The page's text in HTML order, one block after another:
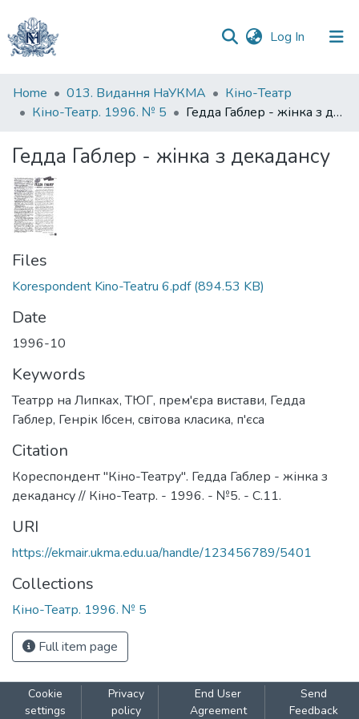
Log In (current)
Communities
&
All of DSpace
Statistics
Home 013. Видання НаУКМА
Кіно-Театр
Кіно-Театр. 1996. № 5
Гедда Габлер - жінка з декадансу
Гедда Габлер - жінка з декадансу
Files
Korespondent Kino-Teatru 6.pdf(894.53 KB)
Date
1996-10
Keywords
Театрр на Липках,ТЮГ, прем'єра вистави, Гедда
Габлер, Генрік Ібсен, світова класика, п'єса
Citation
Кореспондент "Кіно-Театру". Гедда Габлер - жінка з
декадансу // Кіно-Театр. - 1996. - №5. - С.11.
URI
https://ekmair.ukma.edu.ua/handle/123456789/5401
Collections
Кіно-Театр. 1996. № 5
Full item page
Cookie
settings
Privacy
policy
End User
Agreement
Send
Feedback